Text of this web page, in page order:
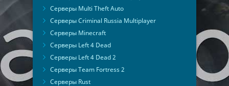
Серверы Multi Theft Auto
Серверы Criminal Russia Multiplayer
Серверы Minecraft
Серверы Left 4 Dead
Серверы Left 4 Dead 2
Серверы Team Fortress 2
Серверы Rust